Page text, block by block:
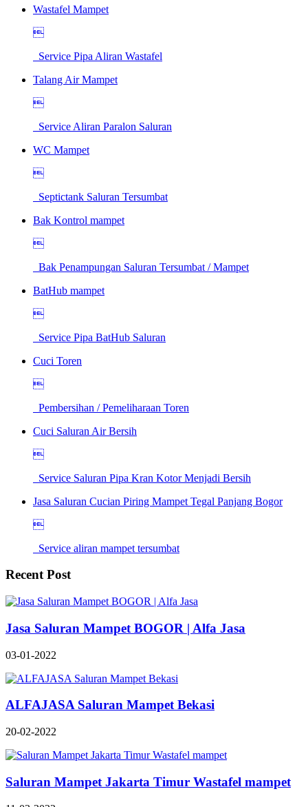
Wastafel Mampet

Service Pipa Aliran Wastafel
Talang Air Mampet

Service Aliran Paralon Saluran
WC Mampet

Septictank Saluran Tersumbat
Bak Kontrol mampet

Bak Penampungan Saluran Tersumbat / Mampet
BatHub mampet

Service Pipa BatHub Saluran
Cuci Toren

Pembersihan / Pemeliharaan Toren
Cuci Saluran Air Bersih

Service Saluran Pipa Kran Kotor Menjadi Bersih
Jasa Saluran Cucian Piring Mampet Tegal Panjang Bogor

Service aliran mampet tersumbat
Recent Post
Jasa Saluran Mampet BOGOR | Alfa Jasa
03-01-2022
ALFAJASA Saluran Mampet Bekasi
20-02-2022
Saluran Mampet Jakarta Timur Wastafel mampet